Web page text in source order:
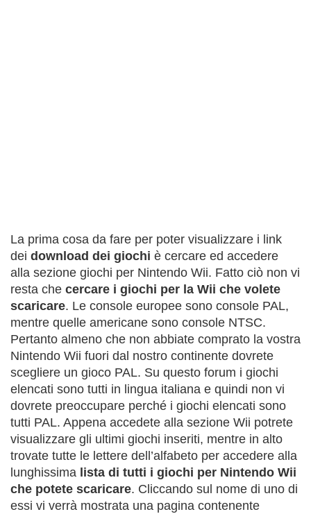
La prima cosa da fare per poter visualizzare i link
dei download dei giochi è cercare ed accedere
alla sezione giochi per Nintendo Wii. Fatto ciò non vi
resta che cercare i giochi per la Wii che volete
scaricare. Le console europee sono console PAL,
mentre quelle americane sono console NTSC.
Pertanto almeno che non abbiate comprato la vostra
Nintendo Wii fuori dal nostro continente dovrete
scegliere un gioco PAL. Su questo forum i giochi
elencati sono tutti in lingua italiana e quindi non vi
dovrete preoccupare perché i giochi elencati sono
tutti PAL. Appena accedete alla sezione Wii potrete
visualizzare gli ultimi giochi inseriti, mentre in alto
trovate tutte le lettere dell’alfabeto per accedere alla
lunghissima lista di tutti i giochi per Nintendo Wii
che potete scaricare. Cliccando sul nome di uno di
essi vi verrà mostrata una pagina contenente